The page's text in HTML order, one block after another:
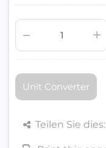
Unit Converter
Teilen Sie dies: